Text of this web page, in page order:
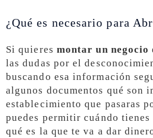
¿Qué es necesario para
Si quieres montar un negocio
las dudas por el
buscando esa información
algunos documentos qué son
establecimiento que pasaras
puedes permitir cuándo
qué es la que te va a dar